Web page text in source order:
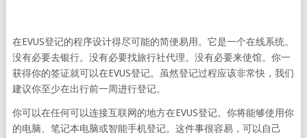
在EVUS登记的程序设计得尽可能的简便易用。它是一个在线系统。
没有必要去银行。没有必要找旅行社代理。没有必要来使馆。你一
获得你的签证就可以在EVUS登记。虽然登记过程应该非常快，我们
建议你至少在出行前一周进行登记。
你可以在任何可以连接互联网的地方在EVUS登记。你将能够使用你
的电脑、笔记本电脑或智能手机登记。这件事很容易，可以自己